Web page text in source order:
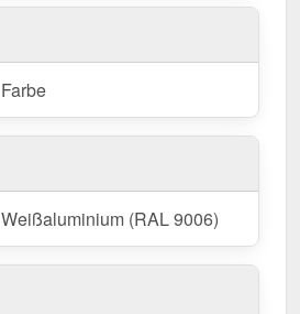
Farbe
Weißaluminium (RAL 9006)